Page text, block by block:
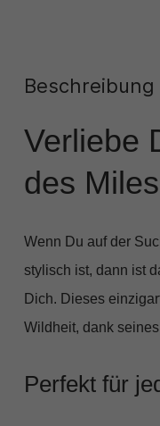
Beschreibung
Verliebe
des
Wenn Du auf der
stylisch ist, dann ist
Dich. Dieses
Wildheit, dank
Perfekt für